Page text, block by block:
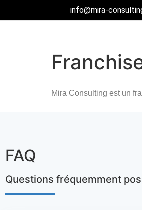
info@mira-
Mira Consulting est un
FAQ
Questions fréquemment